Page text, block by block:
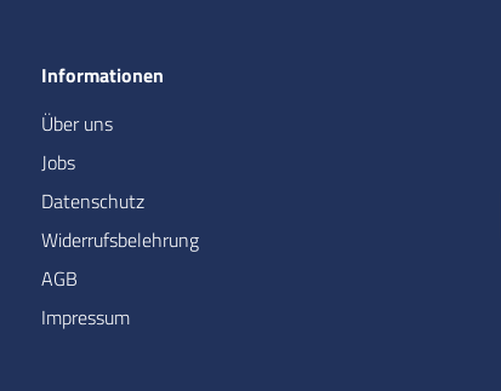
Informationen
Über uns
Jobs
Datenschutz
Widerrufsbelehrung
AGB
Impressum